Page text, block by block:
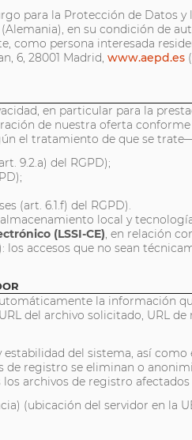
para la Protección de Datos
en su condición de
como persona interesada
6, 28001 Madrid, www.aepd.es
en particular para la
de nuestra oferta
el tratamiento de que se
9.2.a) del RGPD);
(art. 6.1.f) del RGPD).
local y
(LSSI-CE), en relación
accesos que no sean
la información
del archivo solicitado, URL
del sistema, así
de registro se eliminan o
archivos de registro
(ubicación del servidor en